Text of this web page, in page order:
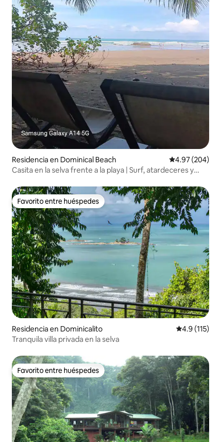
Residencia en Dominical Beach Calificación
4.97 (204)
Casita en la selva frente a la playa | Surf, atardeceres y
Favorito entre huéspedes
Favorito entre huéspedes
Residencia en Dominicalito Calificación
4.9 (115)
Tranquila villa privada en la selva
Favorito entre huéspedes
Favorito entre huéspedes